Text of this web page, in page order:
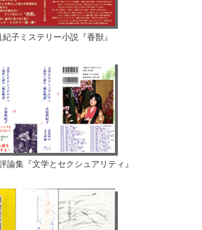
子ミステリー小説『香獣』
論集『文学とセクシュアリティ』